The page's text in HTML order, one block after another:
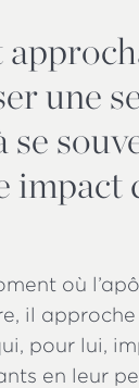
une
se
impact
où
il
pour lui,
en leur